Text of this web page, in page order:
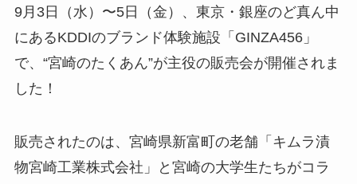
9月3日（水）〜5日（金）、東京・銀座のど真ん中
にあるKDDIのブランド体験施設「GINZA456」
で、“宮崎のたくあん”が主役の販売会が開催されま
した！
販売されたのは、宮崎県新富町の老舗「キムラ漬
物宮崎工業株式会社」と宮崎の大学生たちがコラ